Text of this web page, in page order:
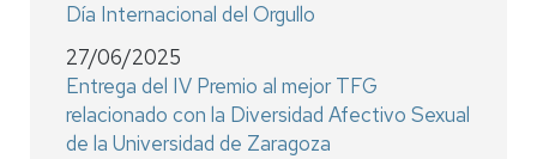
Día Internacional del Orgullo
27/06/2025
Entrega del IV Premio al mejor TFG
relacionado con la Diversidad Afectivo Sexual
de la Universidad de Zaragoza